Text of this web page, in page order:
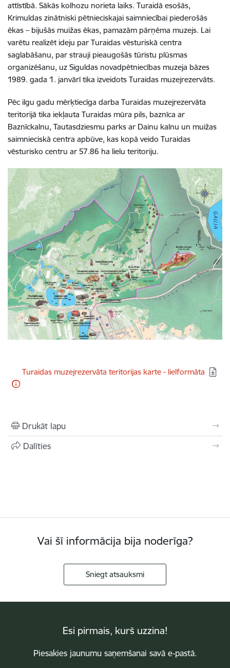
attīstībā. Sākās kolhozu norieta laiks. Turaidā esošās,
Krimuldas zinātniski pētnieciskajai saimniecībai piederošās
ēkas – bijušās muižas ēkas, pamazām pārņēma muzejs. Lai
varētu realizēt ideju par Turaidas vēsturiskā centra
saglabāšanu, par strauji pieaugošās tūristu plūsmas
organizēšanu, uz Siguldas novadpētniecības muzeja bāzes
1989. gada 1. janvārī tika izveidots Turaidas muzejrezervāts.
Pēc ilgu gadu mērķtiecīga darba Turaidas muzejrezervāta
teritorijā tika iekļauta Turaidas mūra pils, baznīca ar
Baznīckalnu, Tautasdziesmu parks ar Dainu kalnu un muižas
saimnieciskā centra apbūve, kas kopā veido Turaidas
vēsturisko centru ar 57.86 ha lielu teritoriju.
Lejupielādēt:
Turaidas muzejrezervāta teritorijas karte - lielformāta
Drukāt lapu
Dalīties
Vai šī informācija bija noderīga?
Sniegt atsauksmi
Esi pirmais, kurš uzzina!
Piesakies jaunumu saņemšanai savā e-pastā.